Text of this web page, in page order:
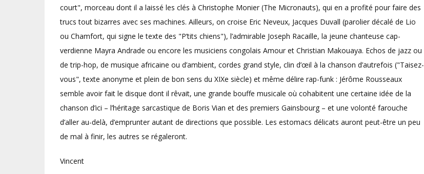
court", morceau dont il a laissé les clés à Christophe Monier (The Micronauts), qui en a profité pour faire des
trucs tout bizarres avec ses machines. Ailleurs, on croise Eric Neveux, Jacques Duvall (parolier décalé de Lio
ou Chamfort, qui signe le texte des "P’tits chiens"), l’admirable Joseph Racaille, la jeune chanteuse cap-
verdienne Mayra Andrade ou encore les musiciens congolais Amour et Christian Makouaya. Echos de jazz ou
de trip-hop, de musique africaine ou d’ambient, cordes grand style, clin d’œil à la chanson d’autrefois ("Taisez-
vous", texte anonyme et plein de bon sens du XIXe siècle) et même délire rap-funk : Jérôme Rousseaux
semble avoir fait le disque dont il rêvait, une grande bouffe musicale où cohabitent une certaine idée de la
chanson d’ici – l’héritage sarcastique de Boris Vian et des premiers Gainsbourg – et une volonté farouche
d’aller au-delà, d’emprunter autant de directions que possible. Les estomacs délicats auront peut-être un peu
de mal à finir, les autres se régaleront.
Vincent